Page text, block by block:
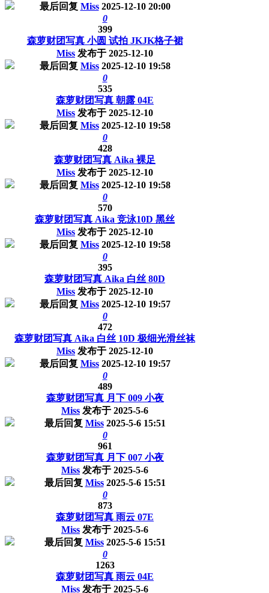
最后回复 Miss 2025-12-10 20:00
0
399
森萝财团写真 小圆 试拍 JKJK格子裙
Miss 发布于 2025-12-10
最后回复 Miss 2025-12-10 19:58
0
535
森萝财团写真 朝露 04E
Miss 发布于 2025-12-10
最后回复 Miss 2025-12-10 19:58
0
428
森萝财团写真 Aika 裸足
Miss 发布于 2025-12-10
最后回复 Miss 2025-12-10 19:58
0
570
森萝财团写真 Aika 竞泳10D 黑丝
Miss 发布于 2025-12-10
最后回复 Miss 2025-12-10 19:58
0
395
森萝财团写真 Aika 白丝 80D
Miss 发布于 2025-12-10
最后回复 Miss 2025-12-10 19:57
0
472
森萝财团写真 Aika 白丝 10D 极细光滑丝袜
Miss 发布于 2025-12-10
最后回复 Miss 2025-12-10 19:57
0
489
森萝财团写真 月下 009 小夜
Miss 发布于 2025-5-6
最后回复 Miss 2025-5-6 15:51
0
961
森萝财团写真 月下 007 小夜
Miss 发布于 2025-5-6
最后回复 Miss 2025-5-6 15:51
0
873
森萝财团写真 雨云 07E
Miss 发布于 2025-5-6
最后回复 Miss 2025-5-6 15:51
0
1263
森萝财团写真 雨云 04E
Miss 发布于 2025-5-6